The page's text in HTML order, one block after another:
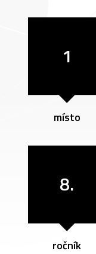
1
místo
8.
ročník